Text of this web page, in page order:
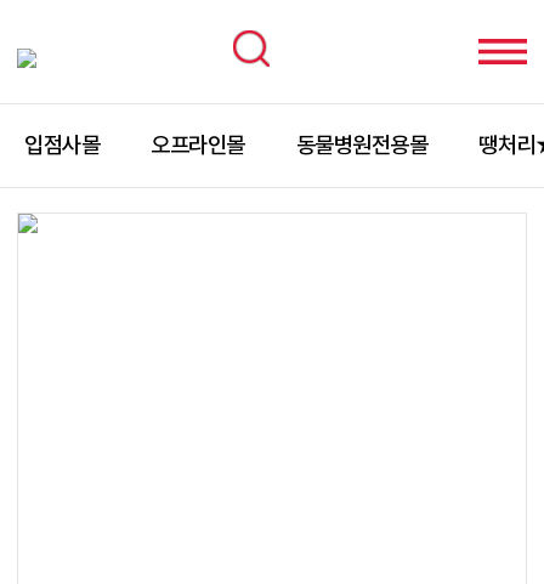
입점사몰 오프라인몰 동물병원전용몰 땡처